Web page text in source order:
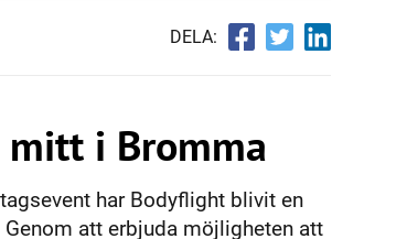
DELA:
i Bromma
har Bodyflight blivit en
att erbjuda möjligheten att